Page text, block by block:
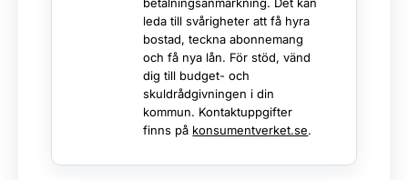
leda till svårigheter att få hyra
bostad, teckna abonnemang
och få nya lån. För stöd, vänd
dig till budget- och
skuldrådgivningen i din
kommun. Kontaktuppgifter
finns på konsumentverket.se.